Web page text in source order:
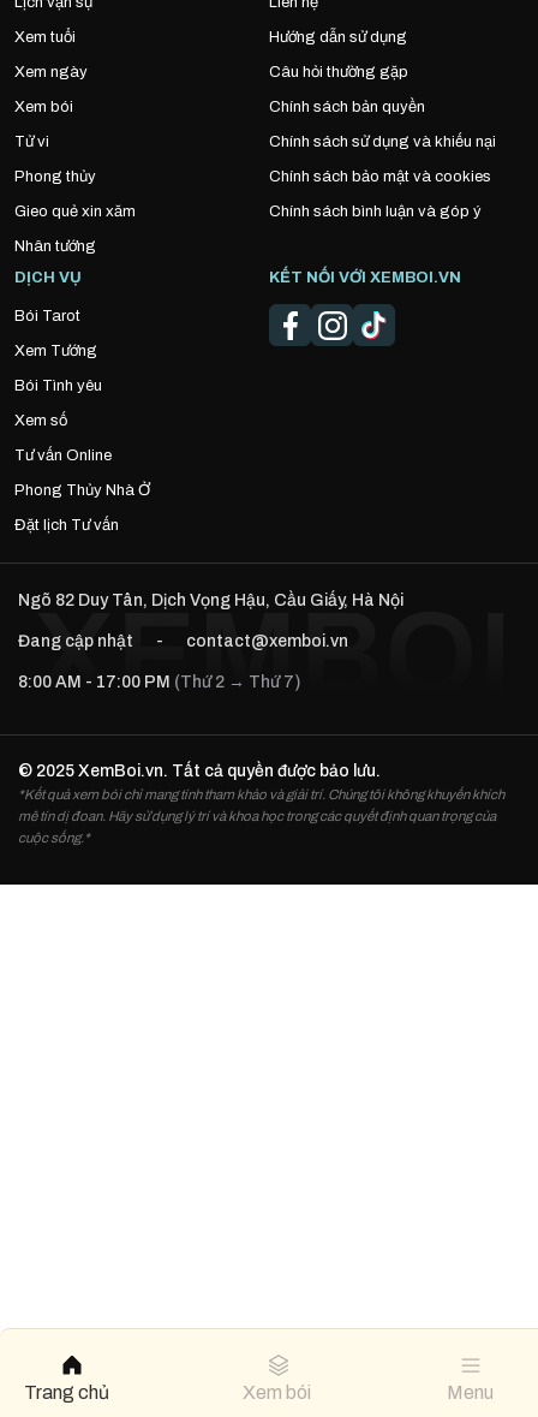
Xem tuổi
Xem ngày
Xem bói
Tử vi
Phong thủy
Gieo quẻ xin xăm
Nhân tướng
Hướng dẫn sử dụng
Câu hỏi thường gặp
Chính sách bản quyền
Chính sách sử dụng và khiếu nại
Chính sách bảo mật và cookies
Chính sách bình luận và góp ý
DỊCH VỤ
Bói Tarot
Xem Tướng
Bói Tình yêu
Xem số
Tư vấn Online
Phong Thủy Nhà Ở
Đặt lịch Tư vấn
KẾT NỐI VỚI XEMBOI.VN
Ngõ 82 Duy Tân, Dịch Vọng Hậu, Cầu Giấy, Hà Nội
Đang cập nhật - contact@xemboi.vn
8:00 AM - 17:00 PM (Thứ 2 → Thứ 7)
© 2025 XemBoi.vn. Tất cả quyền được bảo lưu.
*Kết quả xem bói chỉ mang tính tham khảo và giải trí. Chúng tôi không khuyến khích
mê tín dị đoan. Hãy sử dụng lý trí và khoa học trong các quyết định quan trọng của
cuộc sống.*
Trang chủ Xem bói Menu